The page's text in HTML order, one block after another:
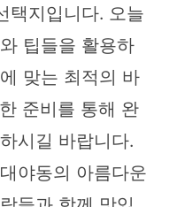
택지입니다. 오늘
팁들을 활용하
맞는 최적의 바
준비를 통해 완
시길 바랍니다.
야동의 아름다운